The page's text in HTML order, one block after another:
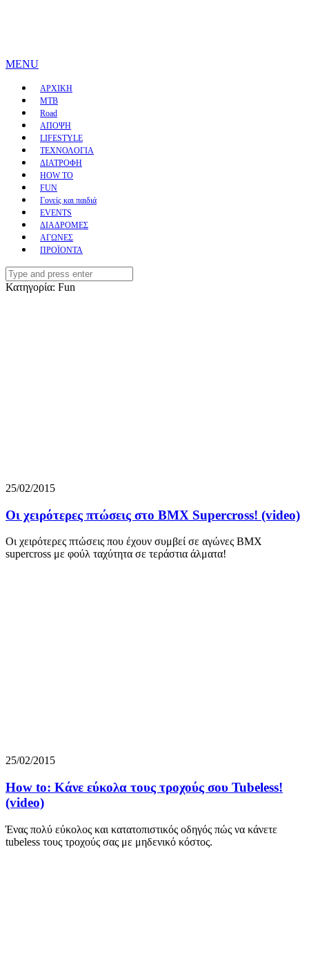
MENU
ΑΡΧΙΚΗ
MTB
Road
ΑΠΟΨΗ
LIFESTYLE
ΤΕΧΝΟΛΟΓΙΑ
ΔΙΑΤΡΟΦΗ
HOW TO
FUN
Γονείς και παιδιά
EVENTS
ΔΙΑΔΡΟΜΕΣ
ΑΓΩΝΕΣ
ΠΡΟΪΟΝΤΑ
Search
for:
Κατηγορία: Fun
25/02/2015
Οι χειρότερες πτώσεις στο BMX Supercross! (video)
Οι χειρότερες πτώσεις που έχουν συμβεί σε αγώνες BMX
supercross με φούλ ταχύτητα σε τεράστια άλματα!
25/02/2015
How to: Κάνε εύκολα τους τροχούς σου Tubeless!
(video)
Ένας πολύ εύκολος και κατατοπιστικός οδηγός πώς να κάνετε
tubeless τους τροχούς σας με μηδενικό κόστος.